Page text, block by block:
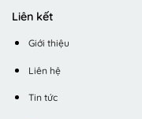
Liên kết
Giới thiệu
Liên hệ
Tin tức